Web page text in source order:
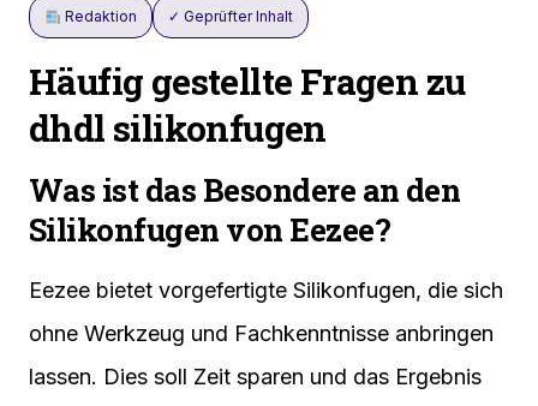
Redaktion ✓ Geprüfter Inhalt
Häufig gestellte Fragen zu
dhdl silikonfugen
Was ist das Besondere an den
Silikonfugen von Eezee?
Eezee bietet vorgefertigte Silikonfugen, die sich
ohne Werkzeug und Fachkenntnisse anbringen
lassen. Dies soll Zeit sparen und das Ergebnis